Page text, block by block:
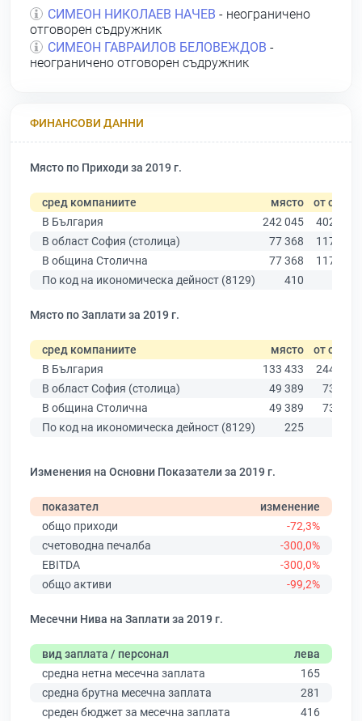
СИМЕОН НИКОЛАЕВ НАЧЕВ - неограничено
отговорен съдружник
СИМЕОН ГАВРАИЛОВ БЕЛОВЕЖДОВ -
неограничено отговорен съдружник
ФИНАНСОВИ ДАННИ
Място по Приходи за 2019 г.
сред компаниите място
от общо
В България
242 045
402 068
В област София (столица)
77 368
117 329
В община Столична
77 368
117 329
По код на икономическа дейност (8129)
410
Място по Заплати за 2019 г.
сред компаниите място
от общо
В България
133 433
244 684
В област София (столица)
49 389
73 685
В община Столична
49 389
73 685
По код на икономическа дейност (8129)
225
Изменения на Основни Показатели за 2019 г.
показател
изменение
общо приходи
-72,3%
счетоводна печалба
-300,0%
EBITDA
-300,0%
общо активи
-99,2%
Месечни Нива на Заплати за 2019 г.
вид заплата / персонал
лева
средна нетна месечна заплата
165
средна брутна месечна заплата
281
среден бюджет за месечна заплата
416